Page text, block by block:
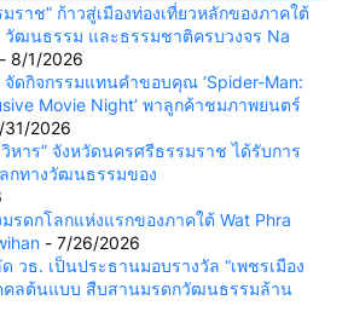
ราช” ก้าวสู่เมืองท่องเที่ยวหลักของภาคใต้
วัฒนธรรม และธรรมชาติครบวงจร Na
- 8/1/2026
ดกิจกรรมแทนคำขอบคุณ ‘Spider-Man:
Movie Night’ พาลูกค้าชมภาพยนตร์
31/2026
หาร” จังหวัดนครศรีธรรมราช ได้รับการ
กทางวัฒนธรรมของ
รดกโลกแห่งแรกของภาคใต้ Wat Phra
- 7/26/2026
ธ. เป็นประธานมอบรางวัล “เพชรเมือง
คลต้นแบบ สืบสานมรดกวัฒนธรรมล้าน